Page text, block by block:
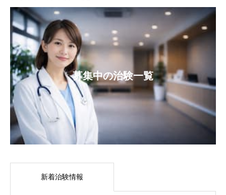
募集中の治験一覧
新着治験情報